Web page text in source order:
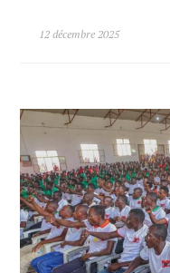
12 décembre 2025